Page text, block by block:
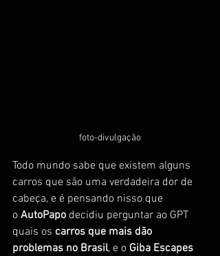
foto-divulgação
Todo mundo sabe que existem alguns
carros que são uma verdadeira dor de
cabeça, e é pensando nisso que
o AutoPapo decidiu perguntar ao GPT
quais os carros que mais dão
problemas no Brasil, e o Giba Escapes